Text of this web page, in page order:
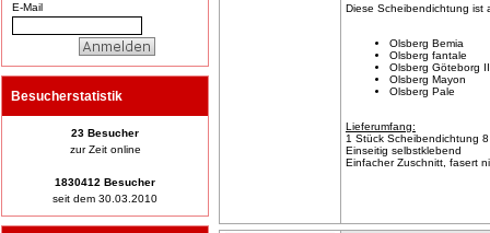
E-Mail
Besucherstatistik
23 Besucher
zur Zeit online
1830412 Besucher
seit dem 30.03.2010
Diese Scheibendichtung ist
Olsberg Bemia
Olsberg fantale
Olsberg Göteborg II
Olsberg Mayon
Olsberg Pale
Lieferumfang:
1 Stück Scheibendichtung
Einseitig selbstklebend
Einfacher Zuschnitt, fasert